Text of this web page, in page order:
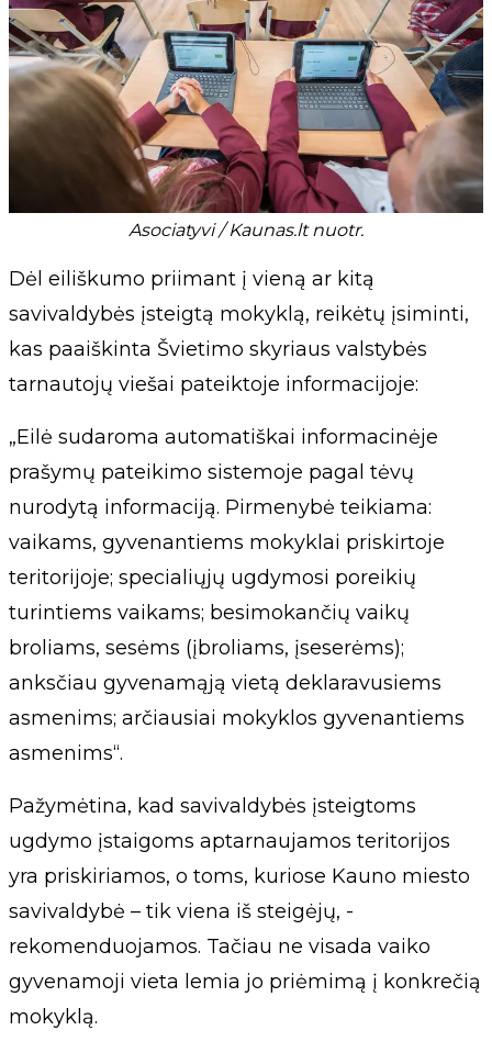
Asociatyvi / Kaunas.lt nuotr.
Dėl eiliškumo priimant į vieną ar kitą
savivaldybės įsteigtą mokyklą, reikėtų įsiminti,
kas paaiškinta Švietimo skyriaus valstybės
tarnautojų viešai pateiktoje informacijoje:
„Eilė sudaroma automatiškai informacinėje
prašymų pateikimo sistemoje pagal tėvų
nurodytą informaciją. Pirmenybė teikiama:
vaikams, gyvenantiems mokyklai priskirtoje
teritorijoje; specialiųjų ugdymosi poreikių
turintiems vaikams; besimokančių vaikų
broliams, sesėms (įbroliams, įseserėms);
anksčiau gyvenamąją vietą deklaravusiems
asmenims; arčiausiai mokyklos gyvenantiems
asmenims“.
Pažymėtina, kad savivaldybės įsteigtoms
ugdymo įstaigoms aptarnaujamos teritorijos
yra priskiriamos, o toms, kuriose Kauno miesto
savivaldybė – tik viena iš steigėjų, -
rekomenduojamos. Tačiau ne visada vaiko
gyvenamoji vieta lemia jo priėmimą į konkrečią
mokyklą.